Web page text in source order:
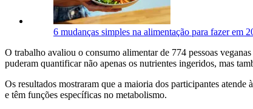
6 mudanças simples na alimentação para fazer em
O trabalho avaliou o consumo alimentar de 774 pessoas
puderam quantificar não apenas os nutrientes ingeridos, mas
Os resultados mostraram que a maioria dos participantes atende
e têm funções específicas no metabolismo.